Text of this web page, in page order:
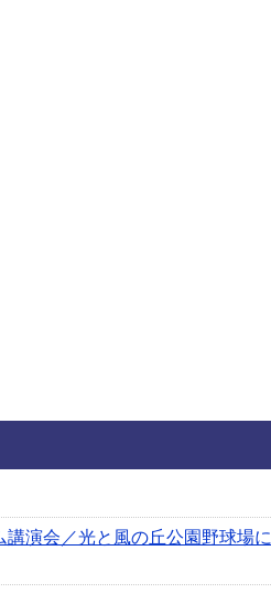
演会／光と風の丘公園野球場に